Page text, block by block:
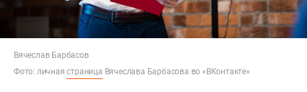
Вячеслав Барбасов
Фото: личнаястраница Вячеслава Барбасова во «ВКонтакте»